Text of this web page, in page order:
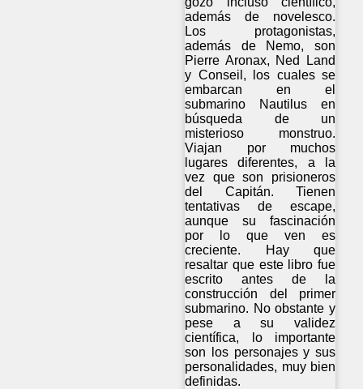
además de novelesco.
Los protagonistas,
además de Nemo, son
Pierre Aronax, Ned Land
y Conseil, los cuales se
embarcan en el
submarino Nautilus en
búsqueda de un
misterioso monstruo.
Viajan por muchos
lugares diferentes, a la
vez que son prisioneros
del Capitán. Tienen
tentativas de escape,
aunque su fascinación
por lo que ven es
creciente. Hay que
resaltar que este libro fue
escrito antes de la
construcción del primer
submarino. No obstante y
pese a su validez
científica, lo importante
son los personajes y sus
personalidades, muy bien
definidas.